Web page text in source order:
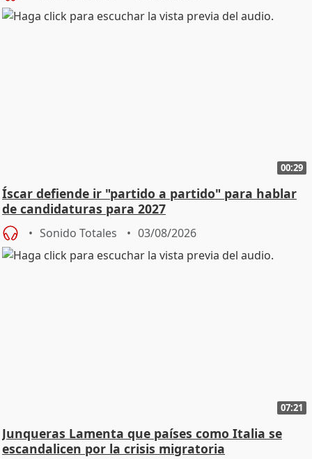
00:29
Íscar defiende ir "partido a partido" para hablar
de candidaturas para 2027
Sonido Totales 03/08/2026
07:21
Junqueras Lamenta que países como Italia se
escandalicen por la crisis migratoria